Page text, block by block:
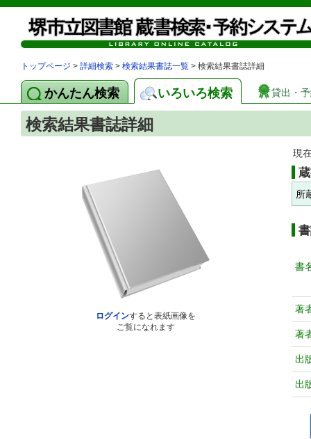
トップページ > 詳細検索 > 検索結果書誌一覧 > 検索結果書誌詳細
かんたん検索 いろいろ検索 貸出・
検索結果書誌詳細
ログインすると表紙画像を
ご覧になれます
現
所
書
著
著
出
出